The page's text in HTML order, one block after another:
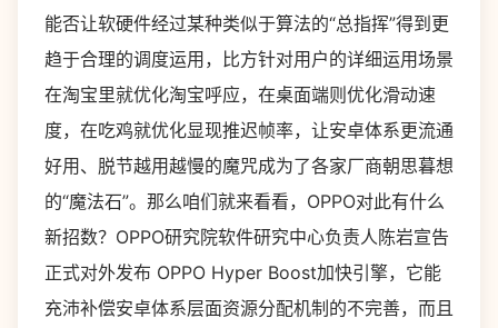
能否让软硬件经过某种类似于算法的“总指挥”得到更
趋于合理的调度运用，比方针对用户的详细运用场景
在淘宝里就优化淘宝呼应，在桌面端则优化滑动速
度，在吃鸡就优化显现推迟帧率，让安卓体系更流通
好用、脱节越用越慢的魔咒成为了各家厂商朝思暮想
的“魔法石”。那么咱们就来看看，OPPO对此有什么
新招数？OPPO研究院软件研究中心负责人陈岩宣告
正式对外发布 OPPO Hyper Boost加快引擎，它能
充沛补偿安卓体系层面资源分配机制的不完善，而且